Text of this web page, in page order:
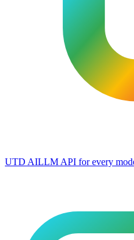
UTD AILLM API for every